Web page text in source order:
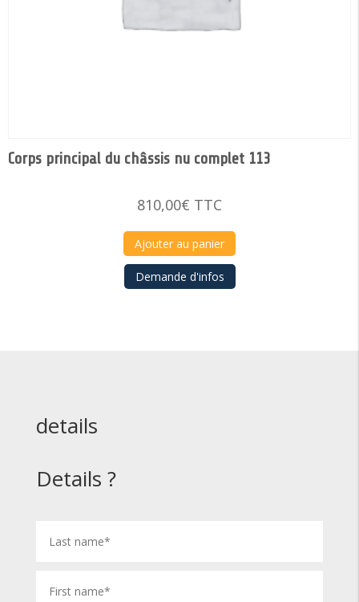
Corps principal du châssis nu complet 113
810,00€ TTC
Ajouter au panier
Demande d'infos
details
Details ?